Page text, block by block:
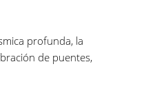
profunda, la
de puentes,